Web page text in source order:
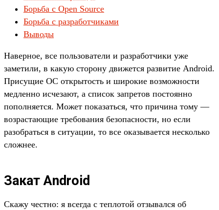
Борьба с Open Source
Борьба с разработчиками
Выводы
Наверное, все пользователи и разработчики уже
заметили, в какую сторону движется развитие Android.
Присущие ОС открытость и широкие возможности
медленно исчезают, а список запретов постоянно
пополняется. Может показаться, что причина тому —
возрастающие требования безопасности, но если
разобраться в ситуации, то все оказывается несколько
сложнее.
Закат Android
Скажу честно: я всегда с теплотой отзывался об